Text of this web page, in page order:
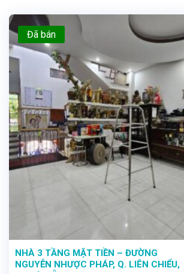
Đã bán
NHÀ 3 TẦNG MẶT TIỀN – ĐƯỜNG
NGUYỄN NHƯỢC PHÁP, Q. LIÊN CHIỂU,